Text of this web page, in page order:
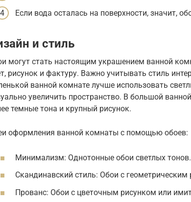
Если вода осталась на поверхности, значит,
и стиль
могут стать настоящим украшением ванной
рисунок и фактуру. Важно учитывать стиль
ванной комнате лучше использовать
увеличить пространство. В большой
темные тона и крупный рисунок.
оформления ванной комнаты с помощью обоев:
Минимализм: Однотонные обои светлых тонов.
Скандинавский стиль: Обои с
Прованс: Обои с цветочным рисунком или